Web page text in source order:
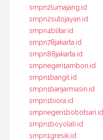
smpn2lumajang.id
smpn2sutojayan.id
smpn4blitar.id
smpn78jakarta.id
smpn88jakarta.id
smpnegeri1ambon.id
smpn1bangil.id
smpn1banjarmasin.id
smpn1biora.id
smpnegeri1bobotsari.id
smpn1boyolali.id
smpn1gresik.id